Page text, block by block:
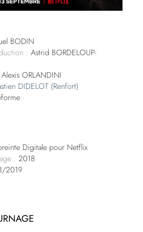
BODIN
: Astrid BORDELOUP-
Alexis ORLANDINI
DIDELOT (Renfort)
Digitale pour Netflix
: 2018
2019